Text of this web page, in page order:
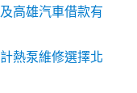
高雄汽車借款有
熱泵維修選擇北